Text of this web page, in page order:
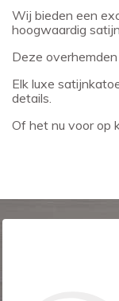
Wij bieden een
hoogwaardig
Deze
Elk luxe
details.
Of het nu voor op